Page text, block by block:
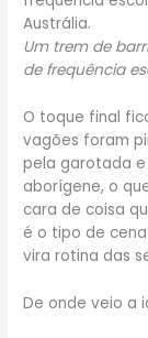
Um trem de
de frequência
O toque final
vagões foram
pela garotada
aborígene, o
cara de coisa
é o tipo de
vira rotina das
De onde veio a